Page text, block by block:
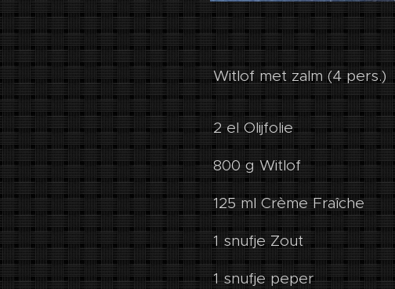
Witlof met zalm (4 pers.)
2 el Olijfolie
800 g Witlof
125 ml Crème Fraîche
1 snufje Zout
1 snufje peper